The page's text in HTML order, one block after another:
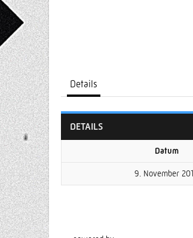
Details
DETAILS
Datum
9. November